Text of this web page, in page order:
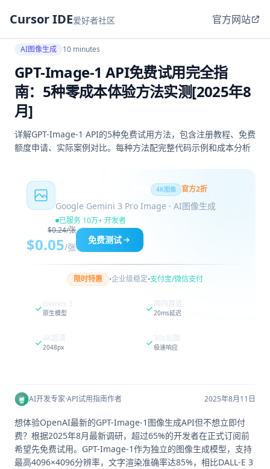
Cursor IDE爱好者社区 官方网站
AI图像生成 10 minutes
GPT-Image-1 API免费试用完全指
南：5种零成本体验方法实测[2025年8
月]
详解GPT-Image-1 API的5种免费试用方法，包含注册教程、免费
额度申请、实际案例对比。每种方法配完整代码示例和成本分析
4K图像 官方2折
Google Gemini 3 Pro Image · AI图像生成
已服务 10万+ 开发者
$0.24/张
$0.05/张
免费测试
限时特惠 ·企业级稳定·支付宝/微信支付
Gemini 3
原生模型
国内直连
20ms延迟
4K超清
2048px
30s出图
极速响应
AI开发专家·API试用指南作者 2025年8月11日
想体验OpenAI最新的GPT-Image-1图像生成API但不想立即付
费？根据2025年8月最新调研，超过65%的开发者在正式订阅前
希望先免费试用。GPT-Image-1作为独立的图像生成模型，支持
最高4096×4096分辨率，文字渲染准确率达85%，相比DALL-E 3